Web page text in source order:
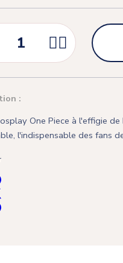

:
One Piece à l'effigie
l'indispensable des fans